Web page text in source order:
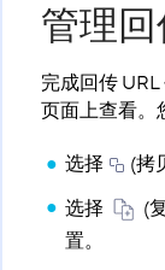
管理
完成回传
页面上查看。
选择
(拷
选择
(
置。